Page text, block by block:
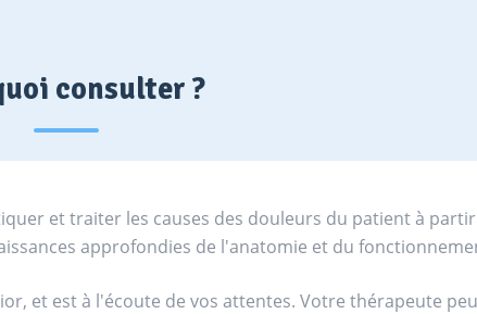
consulter ?
et traiter les causes des douleurs du patient à
approfondies de l'anatomie et du
et est à l'écoute de vos attentes. Votre thérapeute